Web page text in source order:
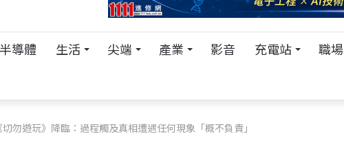
半導體 生活 尖端 產業 影音 充電站 職場
勿遊玩》降臨：過程觸及真相遭遇任何現象「概不負責」